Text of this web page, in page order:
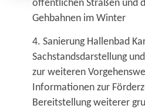
öffentlichen Straßen und
Gehbahnen im Winter
4. Sanierung Hallenbad
Sachstandsdarstellung
zur weiteren
Informationen zur
Bereitstellung weiterer